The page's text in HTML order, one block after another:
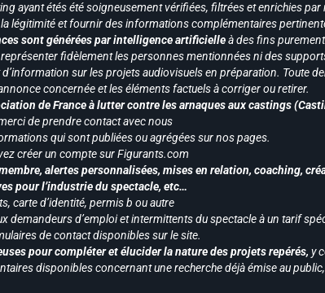
ayant étés été soigneusement vérifiées, filtrées et enrichies par
légitimité et fournir des informations complémentaires
sont générées par intelligence artificielleà des fins
fidèlement les personnes mentionnées ni des
sur les projets audiovisuels en préparation. Toute
concernée et les éléments factuels à corriger ou retirer.
de France à lutter contre les arnaques aux castings
de prendre contact avec nous
qui sont publiées ou agrégées sur nos pages.
créer un compte sur Figurants.com
alertes personnalisées, mises en relation, coaching,
pour l’industrie du spectacle, etc…
carte d’identité, permis b ou autre
demandeurs d’emploi et intermittents du spectacle à un tarif
de contact disponibles sur le site.
pour compléter et élucider la nature des projets repérés, y
disponibles concernant une recherche déjà émise au